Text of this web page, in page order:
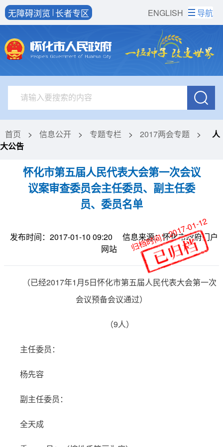
ENGLISH
无障碍浏览 长者专区 导航
首页 > 信息公开 > 专题专栏 > 2017两会专题 >
人
大公告
怀化市第五届人民代表大会第一次会议
议案审查委员会主任委员、副主任委
员、委员名单
发布时间：2017-01-10 09:20
信息来源：怀化市政府门户
网站
（已经2017年1月5日怀化市第五届人民代表大会第一次
会议预备会议通过）
（9人）
主任委员：
杨先容
副主任委员：
全天成
归档时间：2017-01-12